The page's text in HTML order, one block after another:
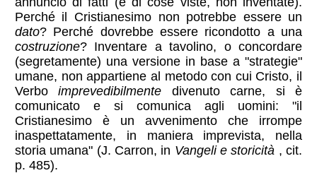
Perché il Cristianesimo non potrebbe essere un
dato? Perché dovrebbe essere ricondotto a una
costruzione? Inventare a tavolino, o concordare
(segretamente) una versione in base a "strategie"
umane, non appartiene al metodo con cui Cristo, il
Verboimprevedibilmente divenuto carne, si è
comunicato e si comunica agli uomini: "il
Cristianesimo è un avvenimento che irrompe
inaspettatamente, in maniera imprevista, nella
storia umana" (J. Carron, in Vangeli e storicità , cit.
p. 485).